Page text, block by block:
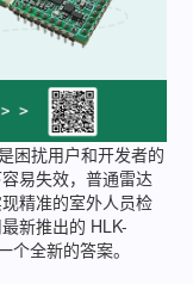
困扰用户和开发者的
易失效，普通雷达
精准的室外人员检
新推出的 HLK-
全新的答案。